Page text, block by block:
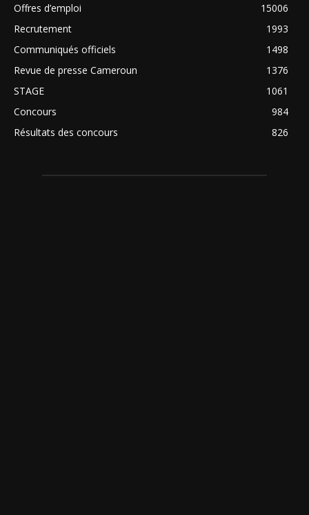
Offres d’emploi
15006
Recrutement
1993
Communiqués officiels
1498
Revue de presse Cameroun
1376
STAGE
1061
Concours
984
Résultats des concours
826